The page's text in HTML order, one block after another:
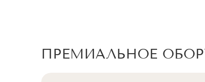
ПРЕМИАЛЬНОЕ